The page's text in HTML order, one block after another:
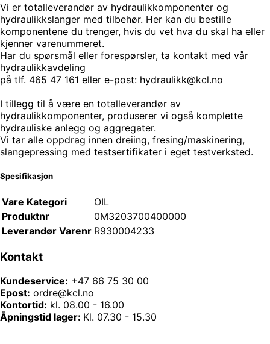
Vi er totalleverandør av hydraulikkomponenter og
hydraulikkslanger med tilbehør. Her kan du bestille
komponentene du trenger, hvis du vet hva du skal ha eller
kjenner varenummeret.
Har du spørsmål eller forespørsler, ta kontakt med vår
hydraulikkavdeling
på tlf. 465 47 161 eller e-post: hydraulikk@kcl.no
I tillegg til å være en totalleverandør av
hydraulikkomponenter, produserer vi også komplette
hydrauliske anlegg og aggregater.
Vi tar alle oppdrag innen dreiing, fresing/maskinering,
slangepressing med testsertifikater i eget testverksted.
Spesifikasjon
Vare Kategori
OIL
Produktnr
0M3203700400000
Leverandør Varenr R930004233
Kontakt
Kundeservice: +47 66 75 30 00
Epost: ordre@kcl.no
Kontortid: kl. 08.00 - 16.00
Åpningstid lager: Kl. 07.30 - 15.30